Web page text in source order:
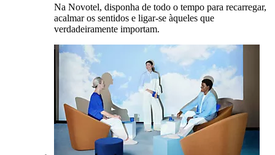
Na Novotel, disponha de todo o tempo para recarregar,
acalmar os sentidos e ligar-se àqueles que
verdadeiramente importam.